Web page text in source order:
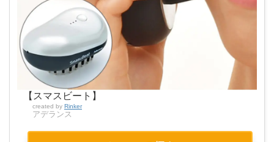
【スマスビート】
created by Rinker
アデランス